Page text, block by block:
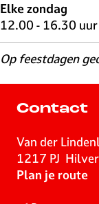
Elke zondag
12.00 - 16.30 uur
Op feestdagen
Contact
Van der
1217 PJ
Plan je route